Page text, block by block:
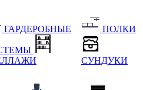
ГАРДЕРОБНЫЕ ПОЛКИ
СУНДУКИ